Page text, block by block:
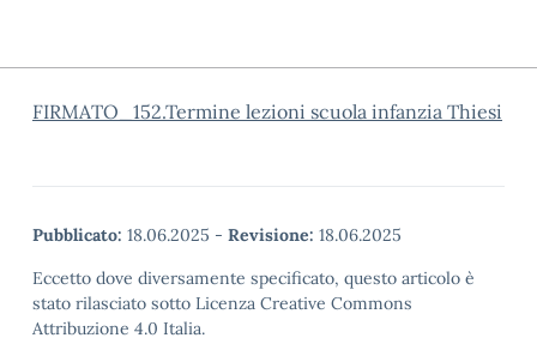
FIRMATO_152.Termine lezioni scuola infanzia Thiesi
Pubblicato: 18.06.2025 - Revisione: 18.06.2025
Eccetto dove diversamente specificato, questo articolo è
stato rilasciato sotto Licenza Creative Commons
Attribuzione 4.0 Italia.